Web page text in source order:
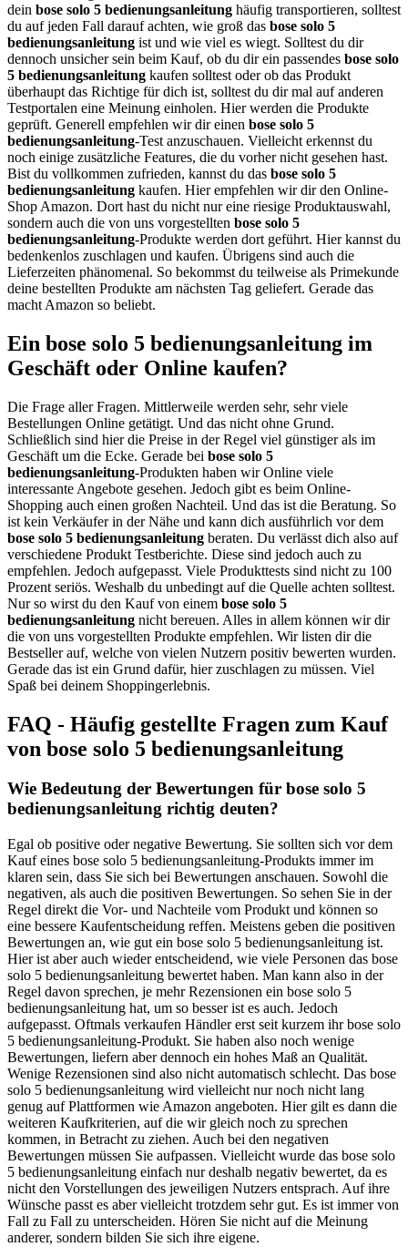
dein bose solo 5 bedienungsanleitung häufig transportieren, solltest
du auf jeden Fall darauf achten, wie groß das bose solo 5
bedienungsanleitung ist und wie viel es wiegt. Solltest du dir
dennoch unsicher sein beim Kauf, ob du dir ein passendes bose solo
5 bedienungsanleitung kaufen solltest oder ob das Produkt
überhaupt das Richtige für dich ist, solltest du dir mal auf anderen
Testportalen eine Meinung einholen. Hier werden die Produkte
geprüft. Generell empfehlen wir dir einen bose solo 5
bedienungsanleitung-Test anzuschauen. Vielleicht erkennst du
noch einige zusätzliche Features, die du vorher nicht gesehen hast.
Bist du vollkommen zufrieden, kannst du das bose solo 5
bedienungsanleitung kaufen. Hier empfehlen wir dir den Online-
Shop Amazon. Dort hast du nicht nur eine riesige Produktauswahl,
sondern auch die von uns vorgestellten bose solo 5
bedienungsanleitung-Produkte werden dort geführt. Hier kannst du
bedenkenlos zuschlagen und kaufen. Übrigens sind auch die
Lieferzeiten phänomenal. So bekommst du teilweise als Primekunde
deine bestellten Produkte am nächsten Tag geliefert. Gerade das
macht Amazon so beliebt.
Ein bose solo 5 bedienungsanleitung im
Geschäft oder Online kaufen?
Die Frage aller Fragen. Mittlerweile werden sehr, sehr viele
Bestellungen Online getätigt. Und das nicht ohne Grund.
Schließlich sind hier die Preise in der Regel viel günstiger als im
Geschäft um die Ecke. Gerade bei bose solo 5
bedienungsanleitung-Produkten haben wir Online viele
interessante Angebote gesehen. Jedoch gibt es beim Online-
Shopping auch einen großen Nachteil. Und das ist die Beratung. So
ist kein Verkäufer in der Nähe und kann dich ausführlich vor dem
bose solo 5 bedienungsanleitung beraten. Du verlässt dich also auf
verschiedene Produkt Testberichte. Diese sind jedoch auch zu
empfehlen. Jedoch aufgepasst. Viele Produkttests sind nicht zu 100
Prozent seriös. Weshalb du unbedingt auf die Quelle achten solltest.
Nur so wirst du den Kauf von einem bose solo 5
bedienungsanleitung nicht bereuen. Alles in allem können wir dir
die von uns vorgestellten Produkte empfehlen. Wir listen dir die
Bestseller auf, welche von vielen Nutzern positiv bewerten wurden.
Gerade das ist ein Grund dafür, hier zuschlagen zu müssen. Viel
Spaß bei deinem Shoppingerlebnis.
FAQ - Häufig gestellte Fragen zum Kauf
von bose solo 5 bedienungsanleitung
Wie Bedeutung der Bewertungen für bose solo 5
bedienungsanleitung richtig deuten?
Egal ob positive oder negative Bewertung. Sie sollten sich vor dem
Kauf eines bose solo 5 bedienungsanleitung-Produkts immer im
klaren sein, dass Sie sich bei Bewertungen anschauen. Sowohl die
negativen, als auch die positiven Bewertungen. So sehen Sie in der
Regel direkt die Vor- und Nachteile vom Produkt und können so
eine bessere Kaufentscheidung reffen. Meistens geben die positiven
Bewertungen an, wie gut ein bose solo 5 bedienungsanleitung ist.
Hier ist aber auch wieder entscheidend, wie viele Personen das bose
solo 5 bedienungsanleitung bewertet haben. Man kann also in der
Regel davon sprechen, je mehr Rezensionen ein bose solo 5
bedienungsanleitung hat, um so besser ist es auch. Jedoch
aufgepasst. Oftmals verkaufen Händler erst seit kurzem ihr bose solo
5 bedienungsanleitung-Produkt. Sie haben also noch wenige
Bewertungen, liefern aber dennoch ein hohes Maß an Qualität.
Wenige Rezensionen sind also nicht automatisch schlecht. Das bose
solo 5 bedienungsanleitung wird vielleicht nur noch nicht lang
genug auf Plattformen wie Amazon angeboten. Hier gilt es dann die
weiteren Kaufkriterien, auf die wir gleich noch zu sprechen
kommen, in Betracht zu ziehen. Auch bei den negativen
Bewertungen müssen Sie aufpassen. Vielleicht wurde das bose solo
5 bedienungsanleitung einfach nur deshalb negativ bewertet, da es
nicht den Vorstellungen des jeweiligen Nutzers entsprach. Auf ihre
Wünsche passt es aber vielleicht trotzdem sehr gut. Es ist immer von
Fall zu Fall zu unterscheiden. Hören Sie nicht auf die Meinung
anderer, sondern bilden Sie sich ihre eigene.